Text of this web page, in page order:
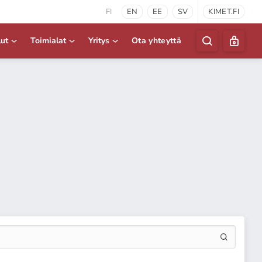
FI EN EE SV KIMET.FI
Toimialat Yritys Ota yhteyttä